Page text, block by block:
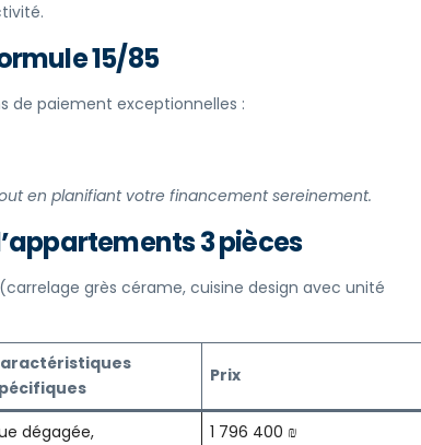
15/85
de paiement exceptionnelles :
en planifiant votre financement sereinement.
3 pièces
grès cérame, cuisine design avec unité
Prix
dégagée,
1 796 400 ₪